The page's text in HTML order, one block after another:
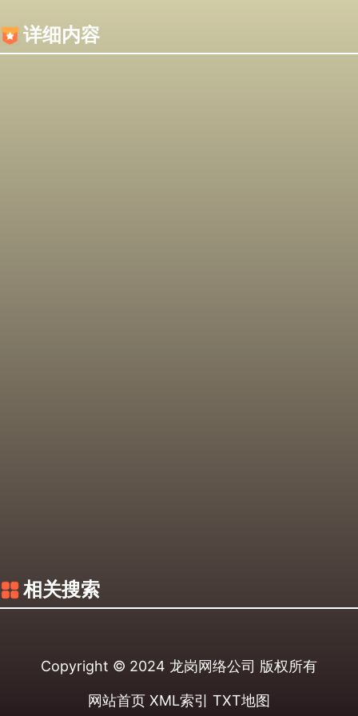
详细内容
相关搜索
Copyright © 2024 龙岗网络公司 版权所有
网站首页 XML索引 TXT地图